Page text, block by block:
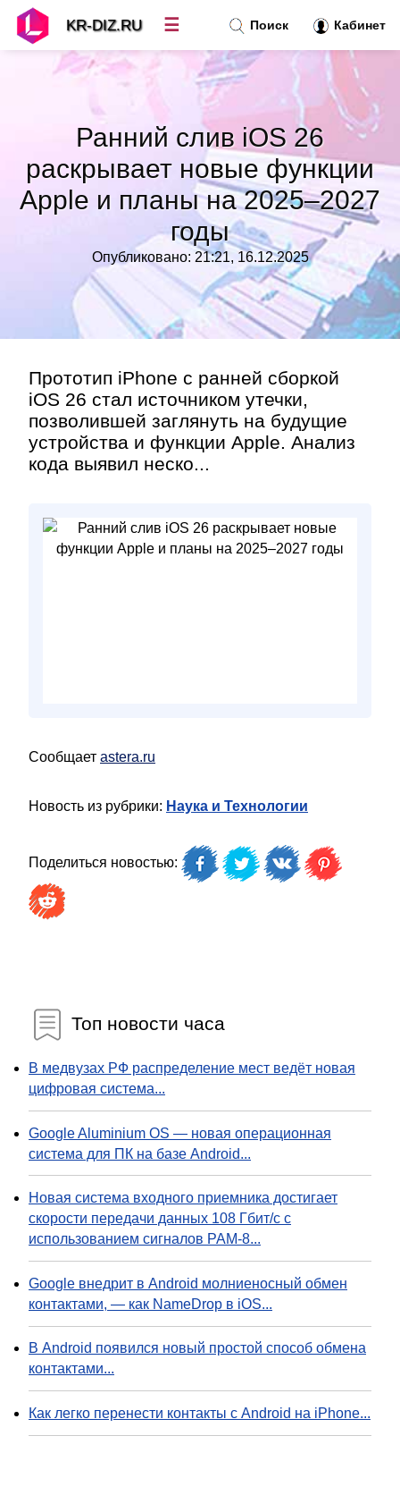
Ранний слив iOS 26
раскрывает новые функции
Apple и планы на 2025–2027
годы
Опубликовано: 21:21, 16.12.2025
Прототип iPhone с ранней сборкой
iOS 26 стал источником утечки,
позволившей заглянуть на будущие
устройства и функции Apple. Анализ
кода выявил неско...
Сообщает astera.ru
Новость из рубрики: Наука и Технологии
Поделиться новостью:
Топ новости часа
В медвузах РФ распределение мест ведёт новая
цифровая система...
Google Aluminium OS — новая операционная
система для ПК на базе Android...
Новая система входного приемника достигает
скорости передачи данных 108 Гбит/с с
использованием сигналов PAM-8...
Google внедрит в Android молниеносный обмен
контактами, — как NameDrop в iOS...
В Android появился новый простой способ обмена
контактами...
Как легко перенести контакты с Android на iPhone...
Поиск Кабинет
KR-DIZ.RU ☰
Топ новостей »
Рубрики »
»
Контакт